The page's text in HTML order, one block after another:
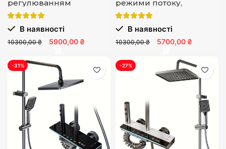
регулюванням
температури й тиску та
4 режимами подачі
водиВ наявності
10300,00 ₴ 5900,00 ₴
режими потоку,
регулювання
температури, сенсорна
панель
В наявності
10300,00 ₴ 5700,00 ₴
-31% -27%